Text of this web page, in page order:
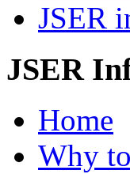
JSER
JSER
Home
Why